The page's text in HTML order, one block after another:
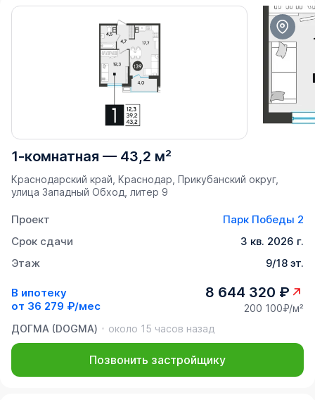
1-комнатная — 43,2 м²
Краснодарский край, Краснодар, Прикубанский округ,
улица Западный Обход, литер 9
Проект
Парк Победы 2
Срок сдачи
3 кв. 2026 г.
Этаж
9/18 эт.
В ипотеку
от 36 279 ₽/мес
8 644 320 ₽
200 100₽/м²
ДОГМА (DOGMA)
около 15 часов назад
Позвонить застройщику